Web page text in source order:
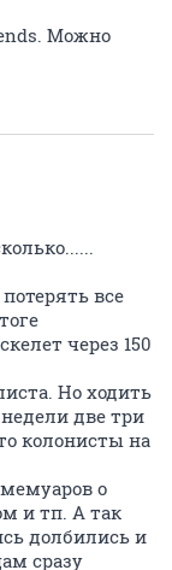
Можно
все
через 150
Но ходить
две три
колонисты на
о
и тп. А так
долбились и
сразу